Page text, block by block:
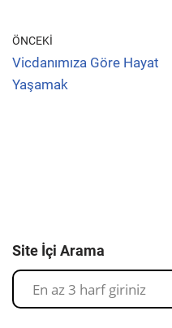
ÖNCEKI
Vicdanımıza Göre Hayat
Yaşamak
Site İçi Arama